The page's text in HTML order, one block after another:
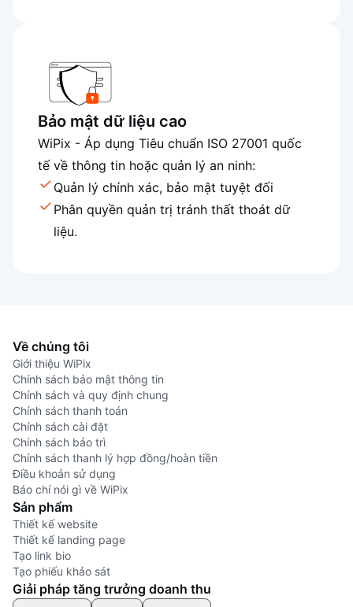
Bảo mật dữ liệu cao
WiPix - Áp dụng Tiêu chuẩn ISO 27001 quốc
tế về thông tin hoặc quản lý an ninh:
Quản lý chính xác, bảo mật tuyệt đối
Phân quyền quản trị tránh thất thoát dữ
liệu.
Về chúng tôi
Giới thiệu WiPix
Chính sách bảo mật thông tin
Chính sách và quy định chung
Chính sách thanh toán
Chính sách cài đặt
Chính sách bảo trì
Chính sách thanh lý hợp đồng/hoàn tiền
Điều khoản sử dụng
Báo chí nói gì về WiPix
Sản phẩm
Thiết kế website
Thiết kế landing page
Tạo link bio
Tạo phiếu khảo sát
Giải pháp tăng trưởng doanh thu